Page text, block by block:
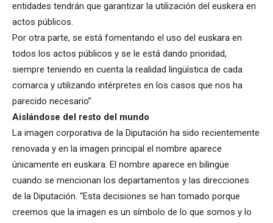
entidades tendrán que garantizar la utilización del euskera en
actos públicos.
Por otra parte, se está fomentando el uso del euskara en
todos los actos públicos y se le está dando prioridad,
siempre teniendo en cuenta la realidad lingüística de cada
comarca y utilizando intérpretes en los casos que nos ha
parecido necesario”.
Aislándose del resto del mundo
La imagen corporativa de la Diputación ha sido recientemente
renovada y en la imagen principal el nombre aparece
únicamente en euskara. El nombre aparece en bilingüe
cuando se mencionan los departamentos y las direcciones
de la Diputación. “Esta decisiones se han tomado porque
creemos que la imagen es un símbolo de lo que somos y lo